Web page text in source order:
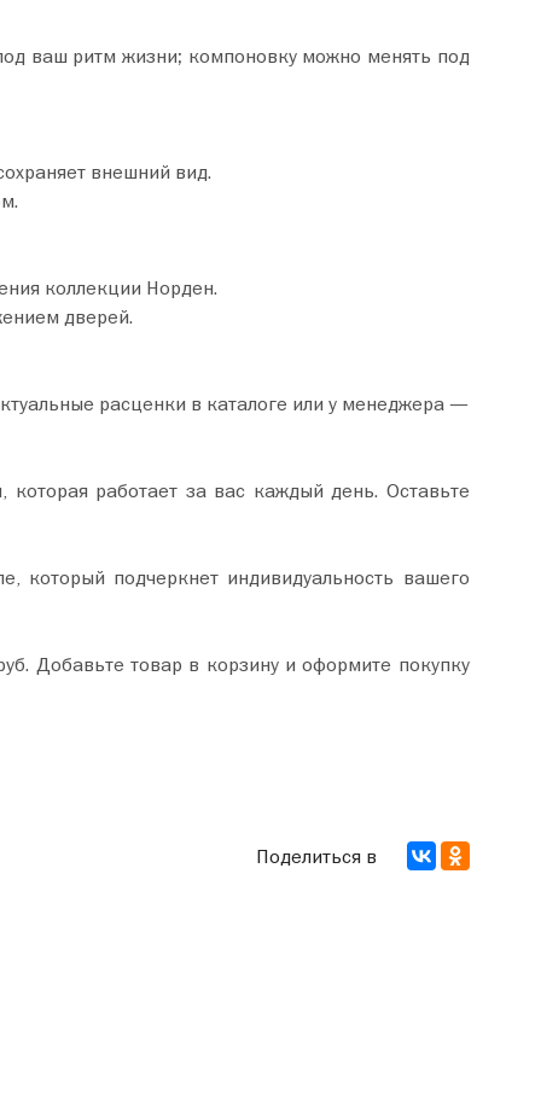
ваш ритм жизни; компоновку можно менять под
внешний вид.
коллекции Норден.
дверей.
расценки в каталоге или у менеджера —
работает за вас каждый день. Оставьте
подчеркнет индивидуальность вашего
Поделиться в